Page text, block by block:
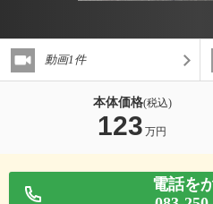
動画1件
本体価格(税込)
123 万円
電話を